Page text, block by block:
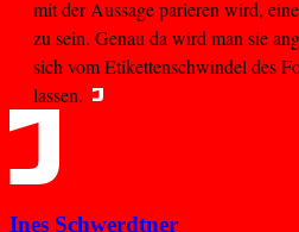
mit der Aussage parieren wird,
zu sein. Genau da wird man sie
sich vom Etikettenschwindel des
lassen.
Ines Schwerdtner